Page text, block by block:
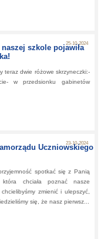
25-10-2024
szkole pojawiła
teraz dwie różowe skrzyneczki:-
w przedsionku gabinetów
23-10-2024
Uczniowskiego
spotkać się z Panią
chciała poznać nasze
zmienić i ulepszyć,
się, że nasz pierwsz...